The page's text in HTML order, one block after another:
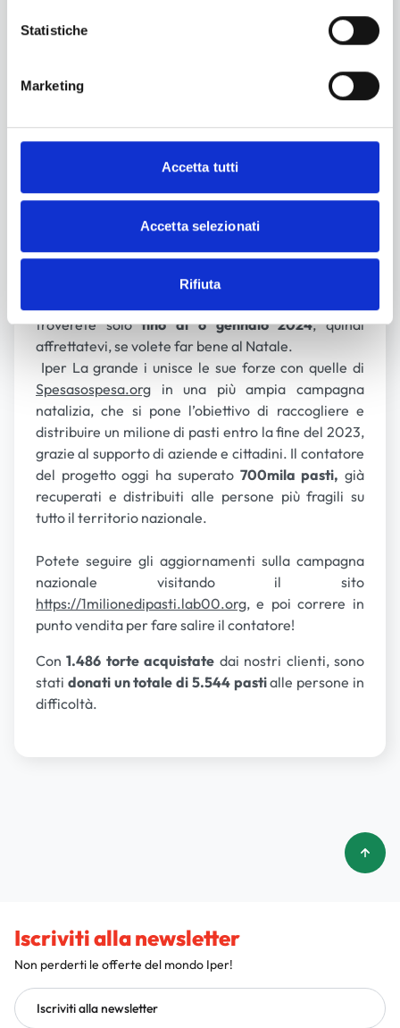
Statistiche
Marketing
Accetta tutti
Accetta selezionati
Rifiuta
cioccolato fondente, un mix di farina di mandorle,
. Ricoperta
ganache al cioccolato fondente e pasta di
nocciola
, è decorata con una spolverata di cacao in
Che altro aggiungere?
pranzi o cene festive, ma anche da portare in
omaggio: oltre a rispecchiare in tutto lo spirito
altruista e generoso del Natale ed essere bellissima
comprare ancora!
A differenza delle altre produzioni
troverete solofino al 6 gennaio 2024, quindi
affrettatevi, se volete far bene al Natale.
Iper La grande i unisce le sue forze con quelle di
Spesasospesa.org in una più ampia campagna
natalizia, che si pone l’obiettivo di raccogliere e
distribuire un milione di pasti entro la fine del 2023,
grazie al supporto di aziende e cittadini. Il contatore
del progetto oggi ha superato 700mila pasti, già
recuperati e distribuiti alle persone più fragili su
tutto il territorio nazionale.
Potete seguire gli aggiornamenti sulla campagna
nazionale visitando il sito
https://1milionedipasti.lab00.org, e poi correre in
punto vendita per fare salire il contatore!
Con1.486 torte acquistate dai nostri clienti, sono
stati donati un totale di 5.544 pastialle persone in
difficoltà.
Iscriviti alla newsletter
Non perderti le offerte del mondo Iper!
Iscriviti alla newsletter